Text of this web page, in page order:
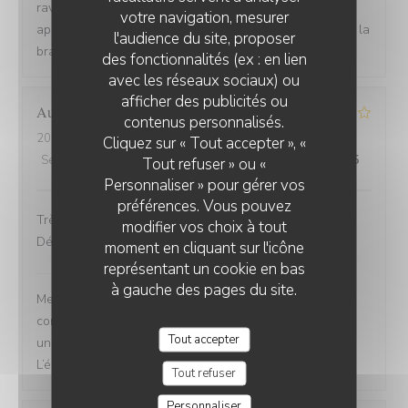
votre navigation, mesurer
l'audience du site, proposer
des fonctionnalités (ex : en lien
avec les réseaux sociaux) ou
afficher des publicités ou
contenus personnalisés.
Cliquez sur « Tout accepter », «
Tout refuser » ou «
Personnaliser » pour gérer vos
préférences. Vous pouvez
modifier vos choix à tout
moment en cliquant sur l'icône
représentant un cookie en bas
à gauche des pages du site.
Tout accepter
Tout refuser
ravis que l'ambiance, le service et la cuisine aient été
appréciés. Au plaisir de vous revoir bientôt. L'équipe de la
brasserie du Théâtre
Aude
2026-07-26 - 12:30 - Couverts 5
Service
Ambiance : 5 /5 Cuisine 4 /5 Qualité / Prix /5
Très bel emplacement face au château de St Germain.
Décoration soignée et accueil chaleureux de lequipe
Brasserie du Théâtre a répondu à cet avis
Merci d’avoir pris le temps de nous laisser un
commentaire. Nous sommes ravis que vous ayez passé
un bon moment, nous espérons vous revoir bientôt !
L’équipe de la Brasserie du Théâtre.